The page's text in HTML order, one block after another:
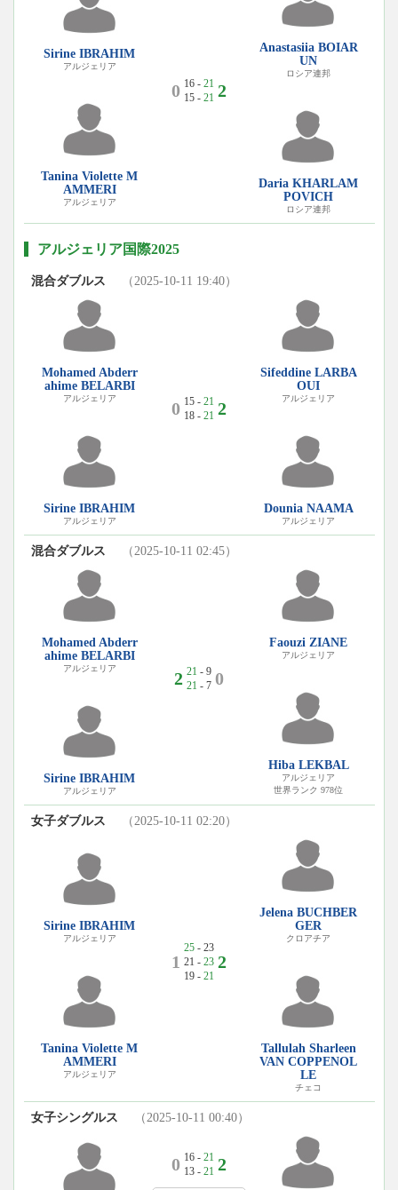
Sirine IBRAHIM
アルジェリア
Tanina Violette M
AMMERI
アルジェリア
0 16 - 21
15 - 21 2
Anastasiia BOIAR
UN
ロシア連邦
Daria KHARLAM
POVICH
ロシア連邦
アルジェリア国際2025
混合ダブルス （2025-10-11 19:40）
Mohamed Abderr
ahime BELARBI
アルジェリア
Sirine IBRAHIM
アルジェリア
0 15 - 21
18 - 21 2
Sifeddine LARBA
OUI
アルジェリア
Dounia NAAMA
アルジェリア
混合ダブルス （2025-10-11 02:45）
Mohamed Abderr
ahime BELARBI
アルジェリア
Sirine IBRAHIM
アルジェリア
2 21 - 9
21 - 7 0
Faouzi ZIANE
アルジェリア
Hiba LEKBAL
アルジェリア
世界ランク 978位
女子ダブルス （2025-10-11 02:20）
Sirine IBRAHIM
アルジェリア
Tanina Violette M
AMMERI
アルジェリア
1
25- 23
21 - 23
19 - 21
2
Jelena BUCHBER
GER
クロアチア
Tallulah Sharleen
VAN COPPENOL
LE
チェコ
女子シングルス （2025-10-11 00:40）
0 16 - 21
13 - 21 2